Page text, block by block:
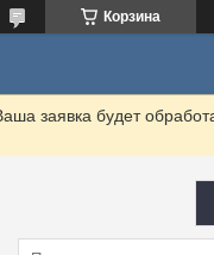
Корзина
заявка будет